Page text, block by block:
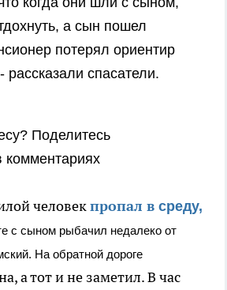
а сын пошел
потерял ориентир
рассказали спасатели.
Поделитесь
комментариях
человекпропал в среду,
с сыном рыбачил недалеко от
На обратной дороге
а тот и не заметил. В час